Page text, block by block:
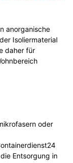
anorganische
Isoliermaterial
daher für
oder
Entsorgung in